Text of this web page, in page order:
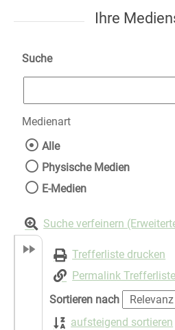
Ihre
Suche
Medienart
Wählen Sie die
Alle
Physische Medien
E-Medien
Suche verfeinern
Trefferliste drucken
Permalink Trefferliste
Sortieren nach
aufsteigend sortieren